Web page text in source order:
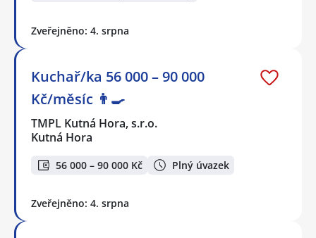
Zveřejněno: 4. srpna
Kuchař/ka 56 000 – 90 000
Kč/měsíc 👨‍🍳
TMPL Kutná Hora, s.r.o.
Kutná Hora
56 000 – 90 000 Kč Plný úvazek
Zveřejněno: 4. srpna